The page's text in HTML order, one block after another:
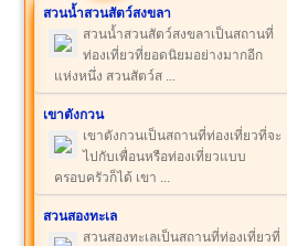
สวนน้ำสวนสัตว์สงขลา
สวนน้ำสวนสัตว์สงขลาเป็นสถานที่
ท่องเที่ยวที่ยอดนิยมอย่างมากอีก
แห่งหนึ่ง สวนสัตว์ส ...
เขาตังกวน
เขาตังกวนเป็นสถานที่ท่องเที่ยวที่จะ
ไปกับเพื่อนหรือท่องเที่ยวแบบ
ครอบครัวก็ได้ เขา ...
สวนสองทะเล
สวนสองทะเลเป็นสถานที่ท่องเที่ยวที่